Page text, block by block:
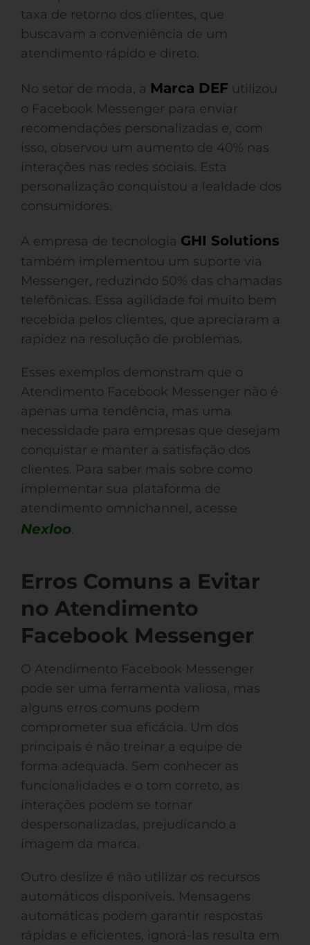
taxa de retorno dos clientes, que
buscavam a conveniência de um
atendimento rápido e direto.
No setor de moda, a Marca DEF utilizou
o Facebook Messenger para enviar
recomendações personalizadas e, com
isso, observou um aumento de 40% nas
interações nas redes sociais. Esta
personalização conquistou a lealdade dos
consumidores.
A empresa de tecnologia GHI Solutions
também implementou um suporte via
Messenger, reduzindo 50% das chamadas
telefônicas. Essa agilidade foi muito bem
recebida pelos clientes, que apreciaram a
rapidez na resolução de problemas.
Esses exemplos demonstram que o
Atendimento Facebook Messenger não é
apenas uma tendência, mas uma
necessidade para empresas que desejam
conquistar e manter a satisfação dos
clientes. Para saber mais sobre como
implementar sua plataforma de
atendimento omnichannel, acesse
Nexloo.
Erros Comuns a Evitar
no Atendimento
Facebook Messenger
O Atendimento Facebook Messenger
pode ser uma ferramenta valiosa, mas
alguns erros comuns podem
comprometer sua eficácia. Um dos
principais é não treinar a equipe de
forma adequada. Sem conhecer as
funcionalidades e o tom correto, as
interações podem se tornar
despersonalizadas, prejudicando a
imagem da marca.
Outro deslize é não utilizar os recursos
automáticos disponíveis. Mensagens
automáticas podem garantir respostas
rápidas e eficientes, ignorá-las resulta em